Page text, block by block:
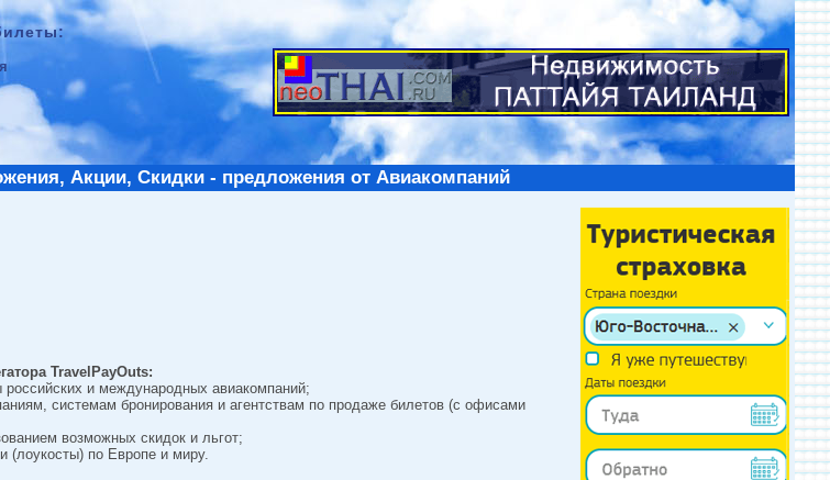
Акции, Скидки - предложения от Авиакомпаний
TravelPayOuts:
и международных авиакомпаний;
системам бронирования и агентствам по продаже билетов (с офисами
возможных скидок и льгот;
(лоукосты) по Европе и миру.